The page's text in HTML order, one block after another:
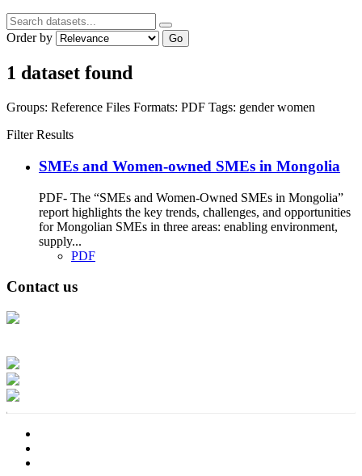
Order by Go
1 dataset found
Groups: Reference Files Formats: PDF Tags: genderwomen
Filter Results
SMEs and Women-owned SMEs in Mongolia
PDF- The “SMEs and Women-Owned SMEs in Mongolia”
report highlights the key trends, challenges, and opportunities
for Mongolian SMEs in three areas: enabling environment,
supply...
PDF
Contact us